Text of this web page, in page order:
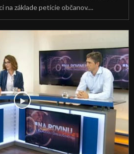
na základe petície občanov....